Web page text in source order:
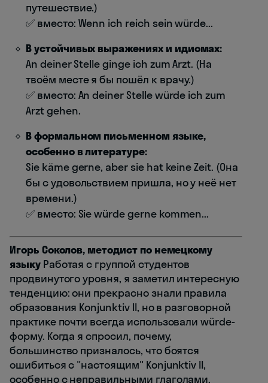
путешествие.)
✅ вместо: Wenn ich reich sein würde...
В устойчивых выражениях и идиомах:
An deiner Stelle ginge ich zum Arzt. (На
твоём месте я бы пошёл к врачу.)
✅ вместо: An deiner Stelle würde ich zum
Arzt gehen.
В формальном письменном языке,
особенно в литературе:
Sie käme gerne, aber sie hat keine Zeit. (Она
бы с удовольствием пришла, но у неё нет
времени.)
✅ вместо: Sie würde gerne kommen...
Игорь Соколов, методист по немецкому
языкуРаботая с группой студентов
продвинутого уровня, я заметил интересную
тенденцию: они прекрасно знали правила
образования Konjunktiv II, но в разговорной
практике почти всегда использовали würde-
форму. Когда я спросил, почему,
большинство призналось, что боятся
ошибиться с "настоящим" Konjunktiv II,
особенно с неправильными глаголами.